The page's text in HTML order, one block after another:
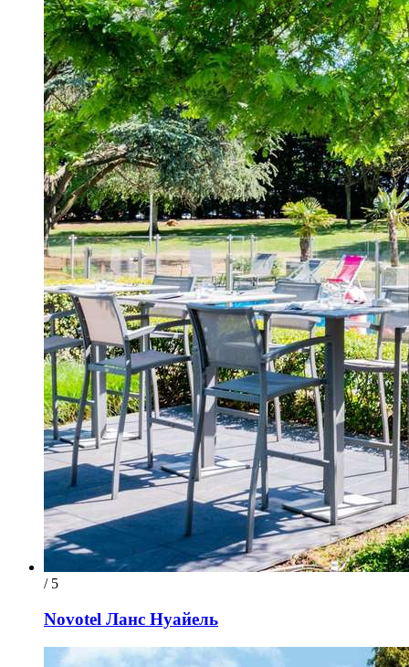
/ 5
Novotel Ланс Нуайель